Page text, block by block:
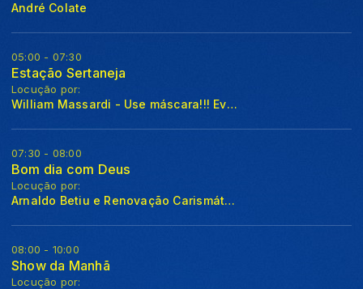
André Colate
05:00 - 07:30
Estação Sertaneja
Locução por:
William Massardi - Use máscara!!! Evite aglomerações!!!
07:30 - 08:00
Bom dia com Deus
Locução por:
Arnaldo Betiu e Renovação Carismática - Use máscara!!! Evite Aglomerações!!!
08:00 - 10:00
Show da Manhã
Locução por: